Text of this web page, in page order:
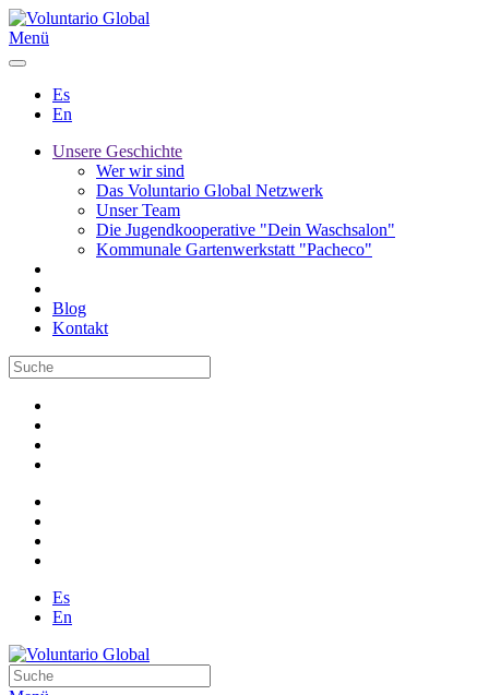
Menü
Es
En
Unsere Geschichte
Wer wir sind
Das Voluntario Global Netzwerk
Unser Team
Die Jugendkooperative "Dein Waschsalon"
Kommunale Gartenwerkstatt "Pacheco"
Blog
Kontakt
Es
En